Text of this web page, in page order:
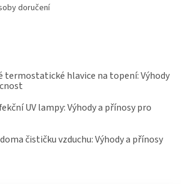
doručení
termostatické hlavice na topení: Výhody
UV lampy: Výhody a přínosy pro
čističku vzduchu: Výhody a přínosy